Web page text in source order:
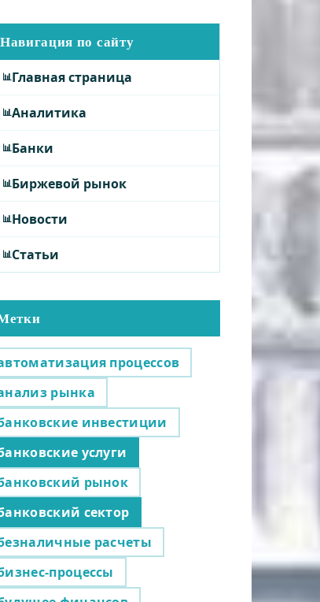
Навигация по сайту
Главная страница
Аналитика
Банки
Биржевой рынок
Новости
Статьи
процессов
рынка
инвестиции
услуги
рынок
сектор
расчеты
процессы